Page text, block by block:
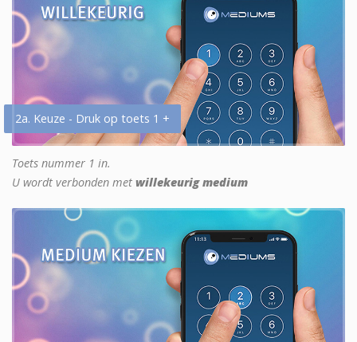
2a. Keuze - Druk op toets 1 +
Toets nummer 1 in.
U wordt verbonden met willekeurig medium